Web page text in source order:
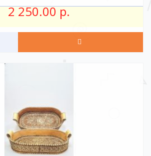
2 250.00 р.